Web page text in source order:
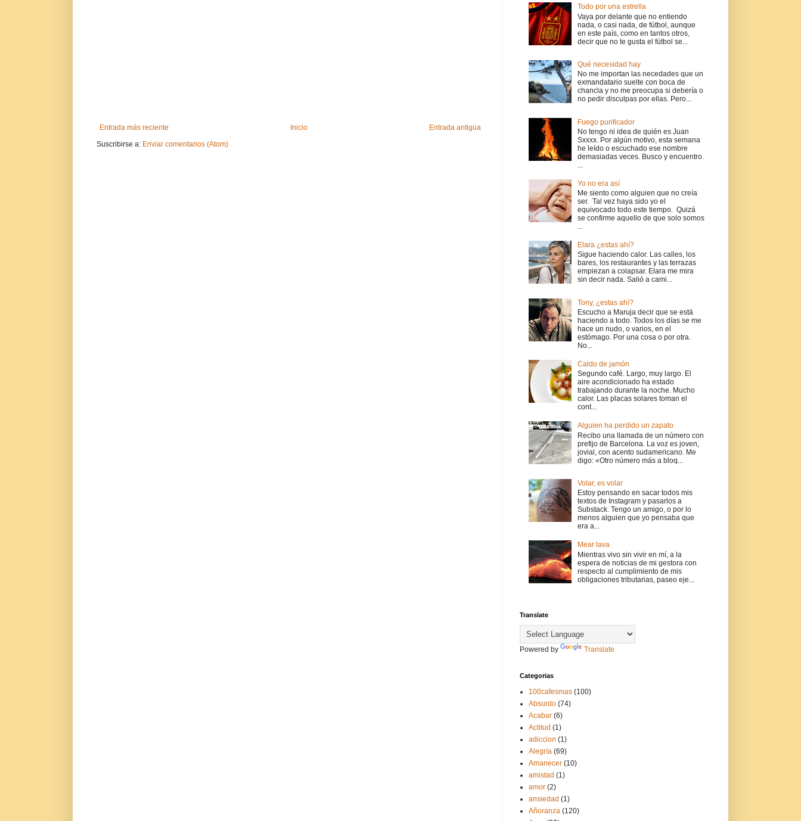
Entrada más reciente Entrada antigua
Inicio
Suscribirse a: Enviar comentarios (Atom)
Todo por una estrella
Vaya por delante que no entiendo
nada, o casi nada, de fútbol, aunque
en este país, como en tantos otros,
decir que no te gusta el fútbol se...
Qué necesidad hay
No me importan las necedades que un
exmandatario suelte con boca de
chancla y no me preocupa si debería o
no pedir disculpas por ellas. Pero...
Fuego purificador
No tengo ni idea de quién es Juan
Sxxxx. Por algún motivo, esta semana
he leído o escuchado ese nombre
demasiadas veces. Busco y encuentro.
...
Yo no era así
Me siento como alguien que no creía
ser. Tal vez haya sido yo el
equivocado todo este tiempo. Quizá
se confirme aquello de que solo somos
...
Elara ¿estas ahí?
Sigue haciendo calor. Las calles, los
bares, los restaurantes y las terrazas
empiezan a colapsar. Elara me mira
sin decir nada. Salió a cami...
Tony, ¿estas ahí?
Escucho a Maruja decir que se está
haciendo a todo. Todos los días se me
hace un nudo, o varios, en el
estómago. Por una cosa o por otra.
No...
Caldo de jamón
Segundo café. Largo, muy largo. El
aire acondicionado ha estado
trabajando durante la noche. Mucho
calor. Las placas solares toman el
cont...
Alguien ha perdido un zapato
Recibo una llamada de un número con
prefijo de Barcelona. La voz es joven,
jovial, con acento sudamericano. Me
digo: «Otro número más a bloq...
Volar, es volar
Estoy pensando en sacar todos mis
textos de Instagram y pasarlos a
Substack. Tengo un amigo, o por lo
menos alguien que yo pensaba que
era a...
Mear lava
Mientras vivo sin vivir en mí, a la
espera de noticias de mi gestora con
respecto al cumplimiento de mis
obligaciones tributarias, paseo eje...
Translate
Powered by Translate
Categorias
100cafesmas (100)
Absurdo (74)
Acabar (6)
Actitud (1)
adiccion (1)
Alegría (69)
Amanecer (10)
amistad (1)
amor (2)
ansiedad (1)
Añoranza (120)